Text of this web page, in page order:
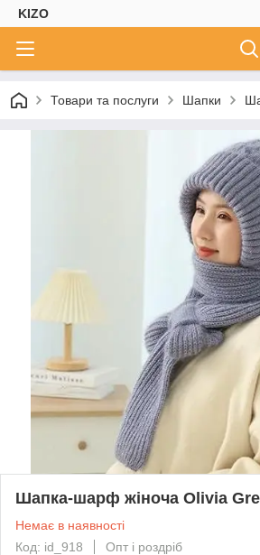
KIZO
Товари та послуги Шапки
Шапка-шарф жіноча Olivia
Немає в наявності
Код: id_918
Опт і роздріб